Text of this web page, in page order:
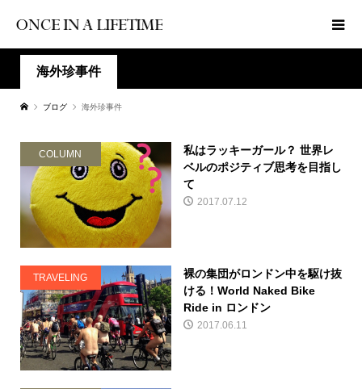
海外珍事件
ブログ 海外珍事件
COLUMN
私はラッキーガール？ 世界レ
ベルのポジティブ思考を目指し
て
2017.07.12
TRAVELING
裸の集団がロンドン中を駆け抜
ける！World Naked Bike
Ride in ロンドン
2017.06.11